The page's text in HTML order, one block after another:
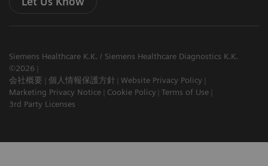
Siemens Healthcare K.K. / Siemens Healthcare Diagnostics K.K.
©2026
会社概要
個人情報保護方針
Website Privacy Policy
Marketing Privacy Notice
Cookie Policy Terms of Use
3rd Party Licenses